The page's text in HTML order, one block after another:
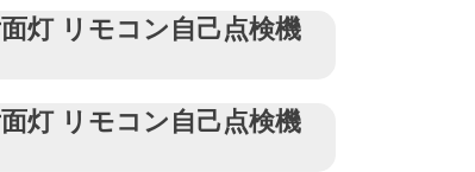
灯 リモコン自己点検機
灯 リモコン自己点検機